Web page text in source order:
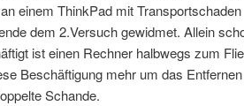
einem ThinkPad mit Transportschaden
dem 2.Versuch gewidmet. Allein
ist einen Rechner halbwegs zum
Beschäftigung mehr um das
Schande.